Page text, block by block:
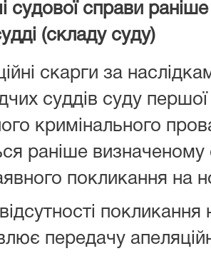
судової справи
(складу суду)
скарги за
суддів суду першої
кримінального
раніше визначеному
покликання на
відсутності
передачу